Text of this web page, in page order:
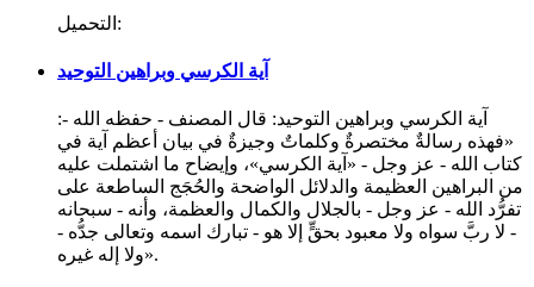
التحميل:
آية الكرسي وبراهين التوحيد
آية الكرسي وبراهين التوحيد: قال المصنف - حفظه الله -:
«فهذه رسالةٌ مختصرةٌ وكلماتٌ وجيزةٌ في بيان أعظم آية في
كتاب الله - عز وجل - «آية الكرسي»، وإيضاح ما اشتملت عليه
من البراهين العظيمة والدلائل الواضحة والحُجَج الساطعة على
تفرُّد الله - عز وجل - بالجلال والكمال والعظمة، وأنه - سبحانه
- لا ربَّ سواه ولا معبود بحقٍّ إلا هو - تبارك اسمه وتعالى جدُّه -
ولا إله غيره».